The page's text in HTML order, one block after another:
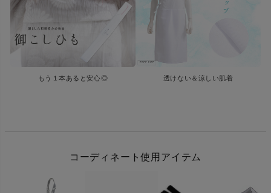
もう１本あると安心◎ 透けない＆涼しい肌着
コーディネート使用アイテム